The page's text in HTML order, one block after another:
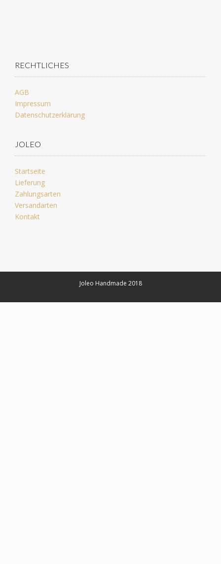
RECHTLICHES
AGB
Impressum
Datenschutzerklärung
JOLEO
Startseite
Lieferung
Zahlungsarten
Versandarten
Kontakt
Joleo Handmade 2018